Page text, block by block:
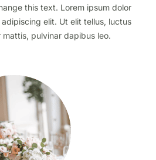
this text. Lorem ipsum dolor
elit. Ut elit tellus, luctus
mattis, pulvinar dapibus leo.